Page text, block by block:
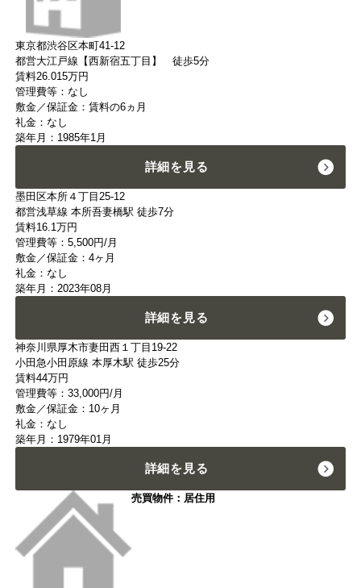
東京都渋谷区本町41-12
都営大江戸線【西新宿五丁目】 徒歩5分
賃料26.015万円
管理費等：なし
敷金／保証金：賃料の6ヵ月
礼金：なし
築年月：1985年1月
詳細を見る
墨田区本所４丁目25-12
都営浅草線 本所吾妻橋駅 徒歩7分
賃料16.1万円
管理費等：5,500円/月
敷金／保証金：4ヶ月
礼金：なし
築年月：2023年08月
詳細を見る
神奈川県厚木市妻田西１丁目19-22
小田急小田原線 本厚木駅 徒歩25分
賃料44万円
管理費等：33,000円/月
敷金／保証金：10ヶ月
礼金：なし
築年月：1979年01月
詳細を見る
売買物件：居住用